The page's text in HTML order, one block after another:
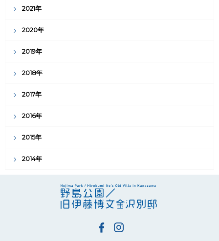
2021年
2020年
2019年
2018年
2017年
2016年
2015年
2014年